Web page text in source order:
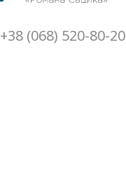
+38 (068) 520-80-20